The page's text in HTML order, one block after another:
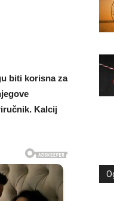
biti korisna za
Kalcij